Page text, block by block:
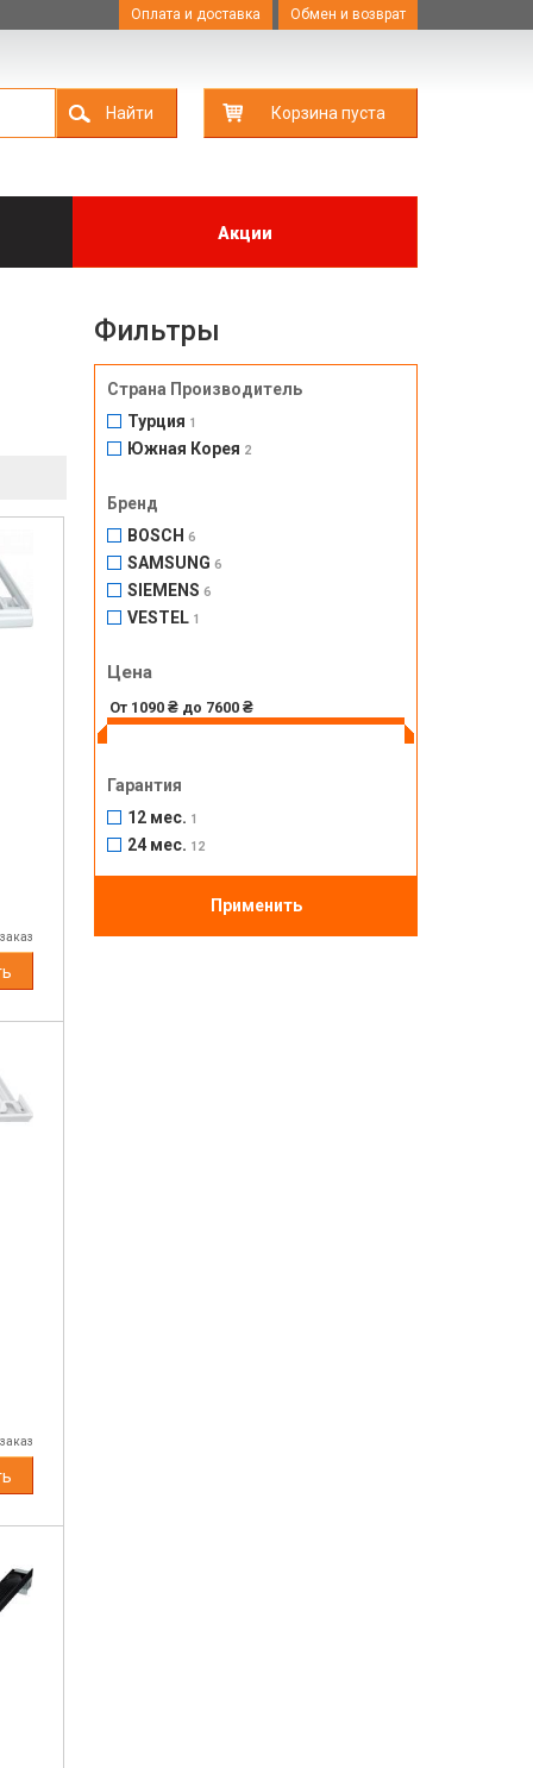
Оплата и доставка Обмен и возврат
Найти Корзина пуста
Акции
Фильтры
Страна Производитель
Турция 1
Южная Корея 2
Бренд
BOSCH6
SAMSUNG6
SIEMENS6
VESTEL 1
Цена
Гарантия
12 мес. 1
24 мес. 12
Применить